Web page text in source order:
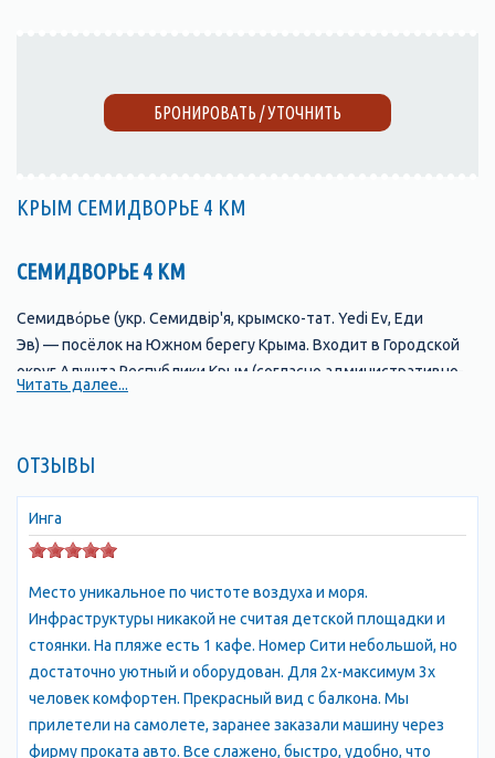
БРОНИРОВАТЬ / УТОЧНИТЬ
КРЫМ СЕМИДВОРЬЕ 4 КМ
СЕМИДВОРЬЕ 4 КМ
Семидво́рье (укр. Семидвір'я, крымско-тат. Yedi Ev, Еди
Эв) — посёлок на Южном берегу Крыма. Входит в Городской
округ Алушта Республики Крым (согласно административно-
территориальному делению Украины — в
Ιωάννου "Св. Иоанна", укр. Аян, крымско-тат. Ayan, Аян)
—упразднённое село
районе Республики Крым, располагавшееся на юго-востоке
района, на территории нынешнего Добровского сельсовета.
Село находилось у северного подножия Чатыр-Дага, в
ущелье, недалеко от одноимённого источника —
начала Салгира. Но сейчас так назван кусочек земли на Южном
по Судакской трассе. Здесь и расположились апартаменты, в
Читать далее...
ОТЗЫВЫ
Инга
Место уникальное по чистоте воздуха и моря.
Инфраструктуры никакой не считая детской площадки и
стоянки. На пляже есть 1 кафе. Номер Сити небольшой, но
достаточно уютный и оборудован. Для 2х-максимум 3х
человек комфортен. Прекрасный вид с балкона. Мы
прилетели на самолете, заранее заказали машину через
фирму проката авто. Все слажено, быстро, удобно, что